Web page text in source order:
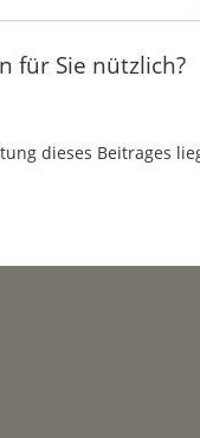
für Sie nützlich?
dieses Beitrages